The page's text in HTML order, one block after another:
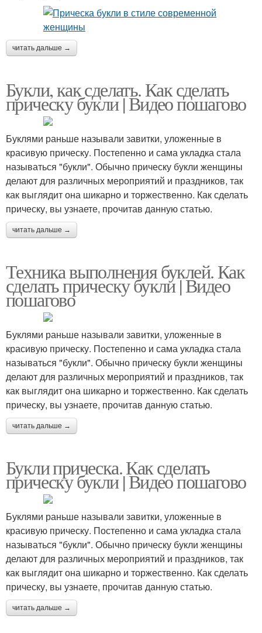
читать дальше →
Букли, как сделать. Как сделать
прическу букли | Видео пошагово
Буклями раньше называли завитки, уложенные в
красивую прическу. Постепенно и сама укладка стала
называться "букли". Обычно прическу букли женщины
делают для различных мероприятий и праздников, так
как выглядит она шикарно и торжественно. Как сделать
прическу, вы узнаете, прочитав данную статью.
читать дальше →
Техника выполнения буклей. Как
сделать прическу букли | Видео
пошагово
Буклями раньше называли завитки, уложенные в
красивую прическу. Постепенно и сама укладка стала
называться "букли". Обычно прическу букли женщины
делают для различных мероприятий и праздников, так
как выглядит она шикарно и торжественно. Как сделать
прическу, вы узнаете, прочитав данную статью.
читать дальше →
Букли прическа. Как сделать
прическу букли | Видео пошагово
Буклями раньше называли завитки, уложенные в
красивую прическу. Постепенно и сама укладка стала
называться "букли". Обычно прическу букли женщины
делают для различных мероприятий и праздников, так
как выглядит она шикарно и торжественно. Как сделать
прическу, вы узнаете, прочитав данную статью.
читать дальше →